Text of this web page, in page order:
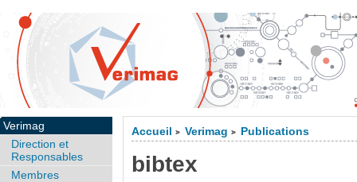
Accueil > Verimag > Publications
bibtex
Verimag
Direction et
Responsables
Membres